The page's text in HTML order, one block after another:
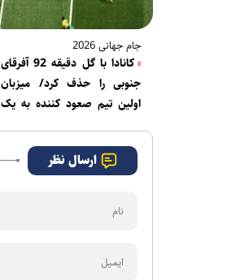
جام جهانی 2026
کانادا با گل دقیقه 92 آفرقای
جنوبی را حذف کرد/ میزبان
اولین تیم صعود کننده به یک
ارسال نظر